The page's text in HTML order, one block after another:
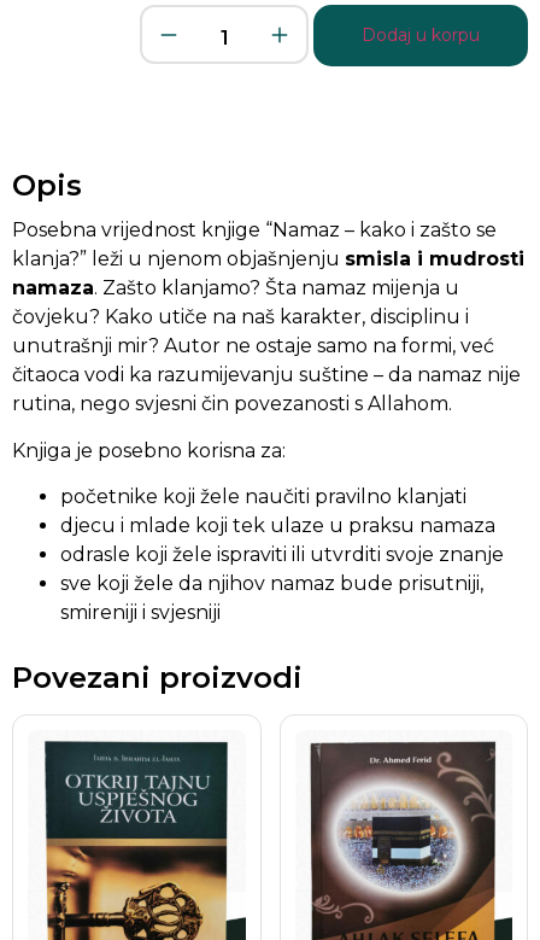
Dodaj u korpu
Opis
Posebna vrijednost knjige “Namaz – kako i zašto se
klanja?” leži u njenom objašnjenju smisla i mudrosti
namaza. Zašto klanjamo? Šta namaz mijenja u
čovjeku? Kako utiče na naš karakter, disciplinu i
unutrašnji mir? Autor ne ostaje samo na formi, već
čitaoca vodi ka razumijevanju suštine – da namaz nije
rutina, nego svjesni čin povezanosti s Allahom.
Knjiga je posebno korisna za:
početnike koji žele naučiti pravilno klanjati
djecu i mlade koji tek ulaze u praksu namaza
odrasle koji žele ispraviti ili utvrditi svoje znanje
sve koji žele da njihov namaz bude prisutniji,
smireniji i svjesniji
Povezani proizvodi